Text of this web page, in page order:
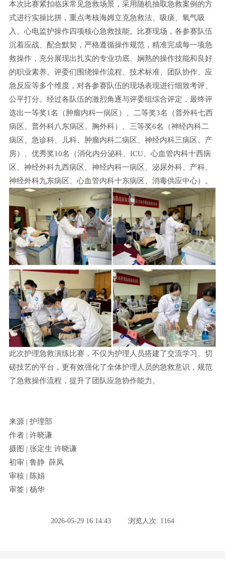
本次比赛紧扣临床常见急救场景，采用随机抽取急救案例的方
式进行实操比拼，重点考核海姆立克急救法、吸痰、氧气吸
入、心电监护操作四项核心急救技能。比赛现场，各参赛队伍
沉着应战、配合默契，严格遵循操作规范，精准完成每一项急
救操作，充分展现出扎实的专业功底、娴熟的操作技能和良好
的职业素养。评委们围绕操作流程、技术标准、团队协作、应
急反应等多个维度，对各参赛队伍的现场表现进行细致考评、
公平打分。经过各队伍的激烈角逐与评委组综合评定，最终评
选出一等奖1名（肿瘤内科一病区）、二等奖3名（普外科七西
病区、普外科八东病区、胸外科）、三等奖6名（神经内科二
病区、急诊科、儿科、肿瘤内科二病区、神经内科三病区、产
房）、优秀奖10名（消化内分泌科、ICU、心血管内科十西病
区、神经外科九西病区、神经内科一病区、泌尿外科、产科、
神经外科九东病区、心血管内科十东病区、消毒供应中心）。
此次护理急救演练比赛，不仅为护理人员搭建了交流学习、切
磋技艺的平台，更有效强化了全体护理人员的急救意识，规范
了急救操作流程，提升了团队应急协作能力。
来源 | 护理部
作者 | 许晓谦
摄图 | 张定生 许晓谦
初审 | 鲁静 薛凤
审核 | 陈娟
审签 | 杨华
2026-05-29 16:14:43 浏览人次: 1164